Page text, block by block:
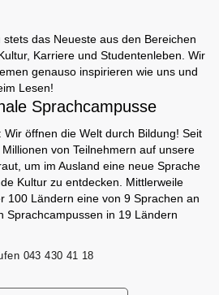
das Neueste aus den Bereichen
Karriere und Studentenleben. Wir
genauso inspirieren wie uns und
Lesen!
Sprachcampusse
öffnen die Welt durch Bildung! Seit
von Teilnehmern auf unsere
um im Ausland eine neue Sprache
Kultur zu entdecken. Mittlerweile
100 Ländern eine von 9 Sprachen an
Sprachcampussen in 19 Ländern
043 430 41 18